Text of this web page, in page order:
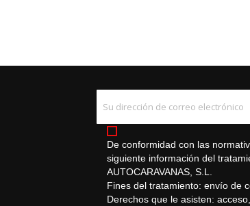
De conformidad con las
siguiente información del
AUTOCARAVANAS, S.L.
Fines del tratamiento: envío de
Derechos que le asisten: